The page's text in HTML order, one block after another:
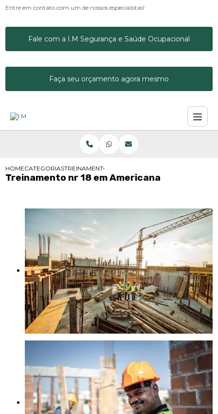
Entre em contato com um de nossos especialistas!
Fale com a I.M Segurança e Saúde Ocupacional
Faça seu orçamento agora mesmo
HOMECATEGORIASTREINAMENTO NR 18 EM AMERICANA
Treinamento nr 18 em Americana